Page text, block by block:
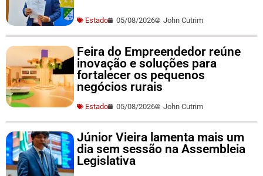
Estado 05/08/2026 John Cutrim
Feira do Empreendedor reúne
inovação e soluções para
fortalecer os pequenos
negócios rurais
Estado 05/08/2026 John Cutrim
Júnior Vieira lamenta mais um
dia sem sessão na Assembleia
Legislativa